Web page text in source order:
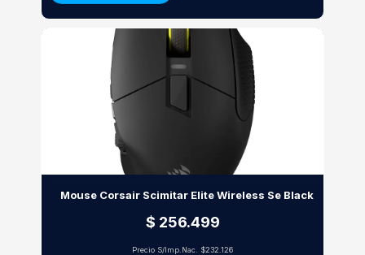
Mouse Corsair Scimitar Elite Wireless Se Black
$ 256.499
Precio S/Imp.Nac. $232.126